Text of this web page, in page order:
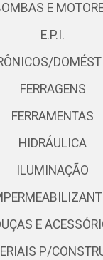
E
E.P.I.
FERRAGENS
FERRAMENTAS
HIDRÁULICA
ILUMINAÇÃO
E
P/